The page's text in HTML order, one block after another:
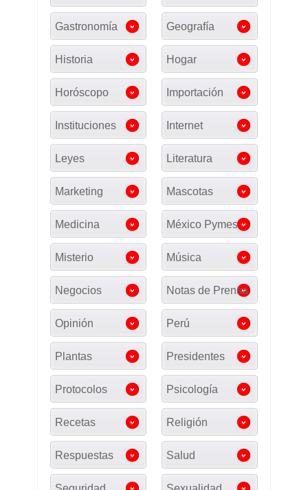
Gastronomía Geografía
Historia Hogar
Horóscopo Importación
Instituciones Internet
Leyes Literatura
Marketing Mascotas
Medicina México Pymes
Misterio Música
Negocios Notas de Prensa
Opinión Perú
Plantas Presidentes
Protocolos Psicología
Recetas Religión
Respuestas Salud